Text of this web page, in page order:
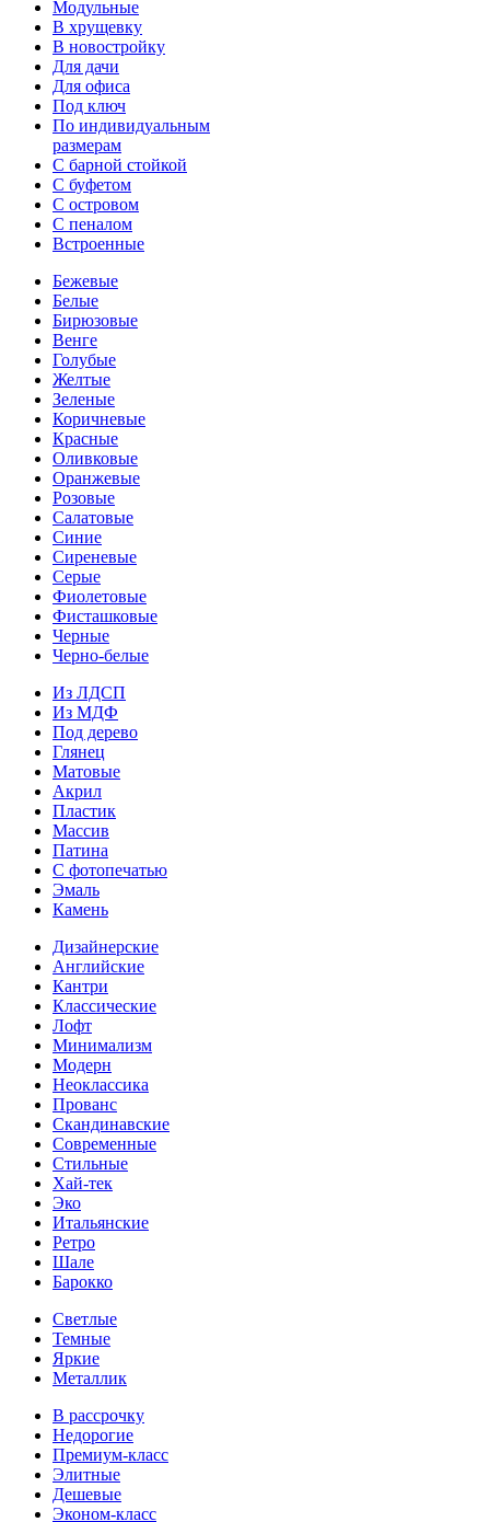
Модульные
В хрущевку
В новостройку
Для дачи
Для офиса
Под ключ
По индивидуальным
размерам
С барной стойкой
С буфетом
С островом
С пеналом
Встроенные
Бежевые
Белые
Бирюзовые
Венге
Голубые
Желтые
Зеленые
Коричневые
Красные
Оливковые
Оранжевые
Розовые
Салатовые
Синие
Сиреневые
Серые
Фиолетовые
Фисташковые
Черные
Черно-белые
Из ЛДСП
Из МДФ
Под дерево
Глянец
Матовые
Акрил
Пластик
Массив
Патина
С фотопечатью
Эмаль
Камень
Дизайнерские
Английские
Кантри
Классические
Лофт
Минимализм
Модерн
Неоклассика
Прованс
Скандинавские
Современные
Стильные
Хай-тек
Эко
Итальянские
Ретро
Шале
Барокко
Светлые
Темные
Яркие
Металлик
В рассрочку
Недорогие
Премиум-класс
Элитные
Дешевые
Эконом-класс